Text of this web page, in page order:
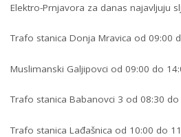
Elektro-Prnjavora za danas najavljuju
Trafo stanica Donja Mravica od 09:00
Muslimanski Galjipovci od 09:00 do
Trafo stanica Babanovci 3 od 08:30 do
Trafo stanica Lađašnica od 10:00 do